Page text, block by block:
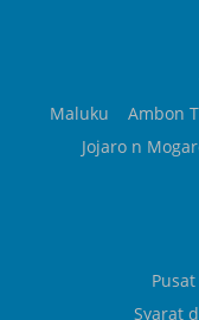
Maluku Ambon
Jojaro n
Syarat